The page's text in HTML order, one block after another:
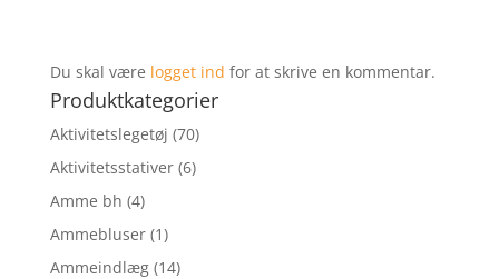
Du skal være logget ind for at skrive en kommentar.
Produktkategorier
Aktivitetslegetøj (70)
Aktivitetsstativer (6)
Amme bh (4)
Ammebluser (1)
Ammeindlæg (14)